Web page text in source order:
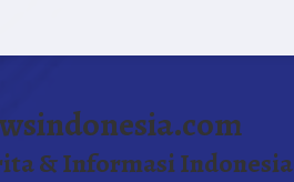
& Informasi Indonesia